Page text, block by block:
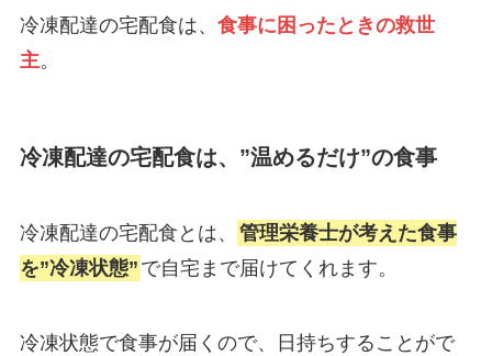
冷凍配達の宅配食は、 食事に困ったときの救世
主。
冷凍配達の宅配食は、”温めるだけ”の食事
冷凍配達の宅配食とは、
管理栄養士が考えた食事
を”冷凍状態” で自宅まで届けてくれます。
冷凍状態で食事が届くので、日持ちすることがで